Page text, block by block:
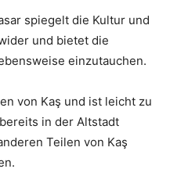
spiegelt die Kultur und
und bietet die
einzutauchen.
von Kaş und ist leicht zu
in der Altstadt
Teilen von Kaş